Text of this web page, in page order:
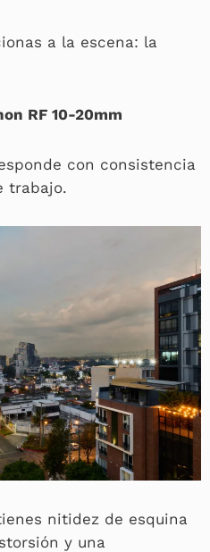
a la escena: la
RF 10-20mm
con consistencia
trabajo.
nitidez de esquina
y una